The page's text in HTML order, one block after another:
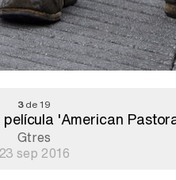
3de 19
'American
Gtres
23 sep 2016